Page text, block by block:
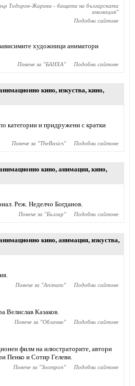
Тодоров-Жарава - бащата на българската
анимация"
Подобни сайтове
художници аниматори
Повече за "БАНХА" Подобни сайтове
кино, изкуства, кино,
категории и придружени с кратки
Повече за "TheBasics" Подобни сайтове
кино, анимация, кино,
Реж. Неделчо Богданов.
Повече за "Българ" Подобни сайтове
кино, анимация, изкуства,
Повече за "Animato" Подобни сайтове
Велислав Казаков.
Повече за "Облачно" Подобни сайтове
филм на илюстраторите, автори
Пенко и Сотир Гелеви.
Повече за "Зоотроп" Подобни сайтове